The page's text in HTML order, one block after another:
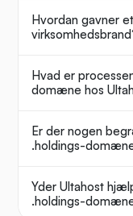
Hvordan gavner
Hvad er
domæne hos
Er der nogen
.holdings-
Yder Ultahost
.holdings-